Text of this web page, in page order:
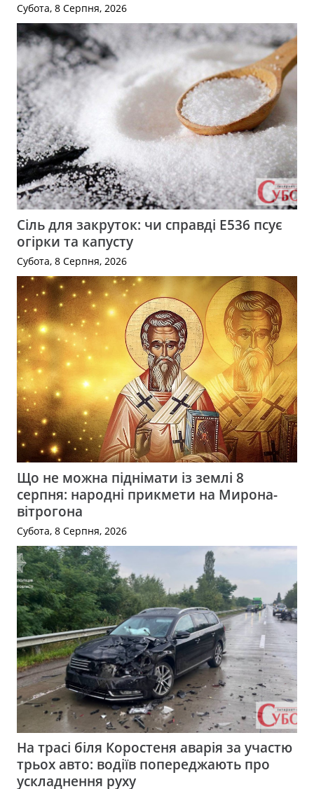
Субота, 8 Серпня, 2026
Сіль для закруток: чи справді Е536 псує
огірки та капусту
Субота, 8 Серпня, 2026
Що не можна піднімати із землі 8
серпня: народні прикмети на Мирона-
вітрогона
Субота, 8 Серпня, 2026
На трасі біля Коростеня аварія за участю
трьох авто: водіїв попереджають про
ускладнення руху